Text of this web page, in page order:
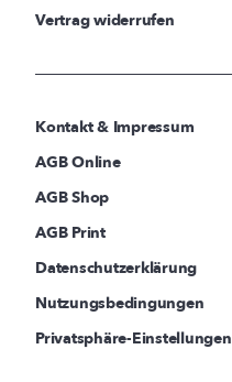
Vertrag widerrufen
Kontakt & Impressum
AGB Online
AGB Shop
AGB Print
Datenschutzerklärung
Nutzungsbedingungen
Privatsphäre-Einstellungen